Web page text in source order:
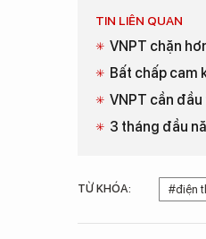
TIN LIÊN QUAN
VNPT chặn
Bất chấp cam
VNPT cần
3 tháng đầu
TỪ KHÓA: #điện